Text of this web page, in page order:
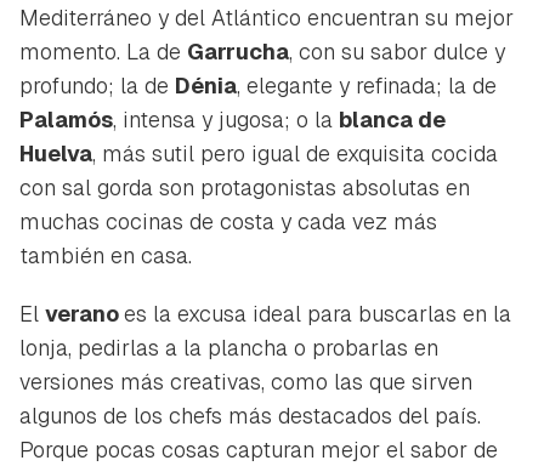
Mediterráneo y del Atlántico encuentran su mejor
momento. La de Garrucha, con su sabor dulce y
profundo; la de Dénia, elegante y refinada; la de
Palamós, intensa y jugosa; o la blanca de
Huelva, más sutil pero igual de exquisita cocida
con sal gorda son protagonistas absolutas en
muchas cocinas de costa y cada vez más
también en casa.
El veranoes la excusa ideal para buscarlas en la
lonja, pedirlas a la plancha o probarlas en
versiones más creativas, como las que sirven
algunos de los chefs más destacados del país.
Porque pocas cosas capturan mejor el sabor de